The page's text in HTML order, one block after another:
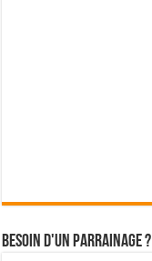
Besoin d'un parrainage ?